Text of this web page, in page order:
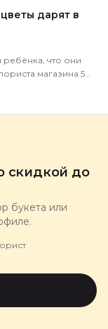
дарят в
ребёнка, что они
магазина 5
скидкой до
букета или